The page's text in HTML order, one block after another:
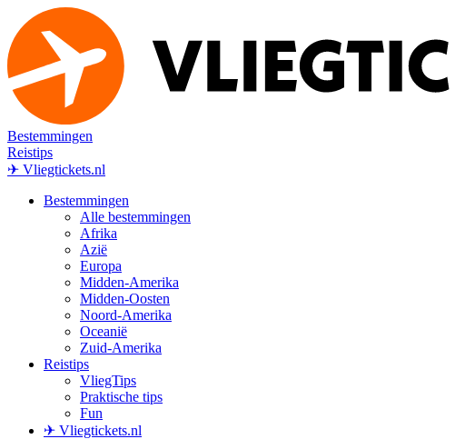
Bestemmingen
Reistips
✈ Vliegtickets.nl
Bestemmingen
Alle bestemmingen
Afrika
Azië
Europa
Midden-Amerika
Midden-Oosten
Noord-Amerika
Oceanië
Zuid-Amerika
Reistips
VliegTips
Praktische tips
Fun
✈ Vliegtickets.nl